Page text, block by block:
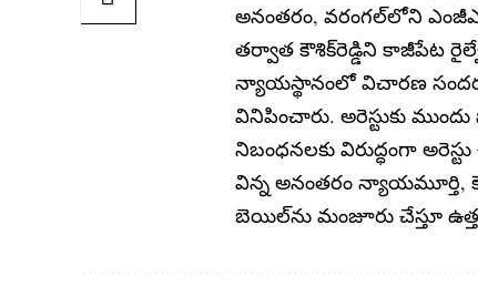
అనంతరం, వరంగల్‌లోని
తర్వాత కౌశిక్‌రెడ్డిని కాజీపేట
న్యాయస్థానంలో విచారణ
వినిపించారు. అరెస్టుకు
నిబంధనలకు విరుద్ధంగా
విన్న అనంతరం న్యాయమూర్తి,
బెయిల్‌ను మంజూరు చేస్తూ